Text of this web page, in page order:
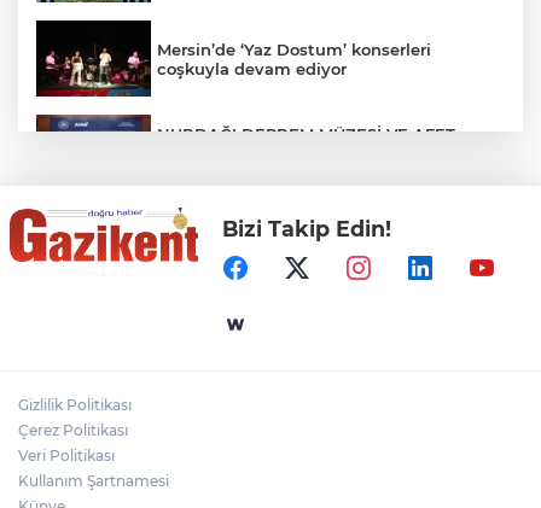
Mersin’de ‘Yaz Dostum’ konserleri
coşkuyla devam ediyor
NURDAĞI DEPREM MÜZESİ VE AFET
Türkiye'nin Kaderini Değiştiren Gün!
Halef Bilgiç'ten Lozan'ın Yıl Dönümünde
Anlamlı Mesaj!
HAMİLELER DENİZE VEYA HAVUZA
Bizi Takip Edin!
Gizlilik Politikası
Çerez Politikası
Veri Politikası
Kullanım Şartnamesi